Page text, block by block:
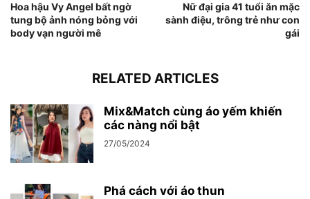
Hoa hậu Vy Angel bất ngờ
tung bộ ảnh nóng bỏng với
body vạn người mê
Nữ đại gia 41 tuổi ăn mặc
sành điệu, trông trẻ như con
gái
RELATED ARTICLES
Mix&Match cùng áo yếm khiến
các nàng nổi bật
27/05/2024
Phá cách với áo thun